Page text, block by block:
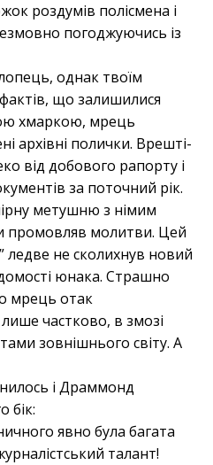
роздумів полісмена і
погоджуючись із
однак твоїм
що залишилися
хмаркою, мрець
архівні полички. Врешті-
від добового рапорту і
за поточний рік.
метушню з німим
промовляв молитви. Цей
ледве не сколихнув новий
юнака. Страшно
мрець отак
частково, в змозі
зовнішнього світу. А
і Драммонд
бік:
явно була багата
талант!